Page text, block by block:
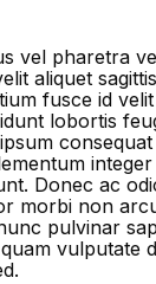
vel pharetra
aliquet
fusce id
lobortis
Donec ac
morbi non
pulvinar
vulputate